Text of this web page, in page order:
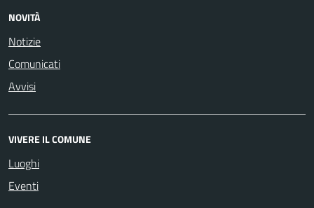
NOVITÀ
Notizie
Comunicati
Avvisi
VIVERE IL COMUNE
Luoghi
Eventi